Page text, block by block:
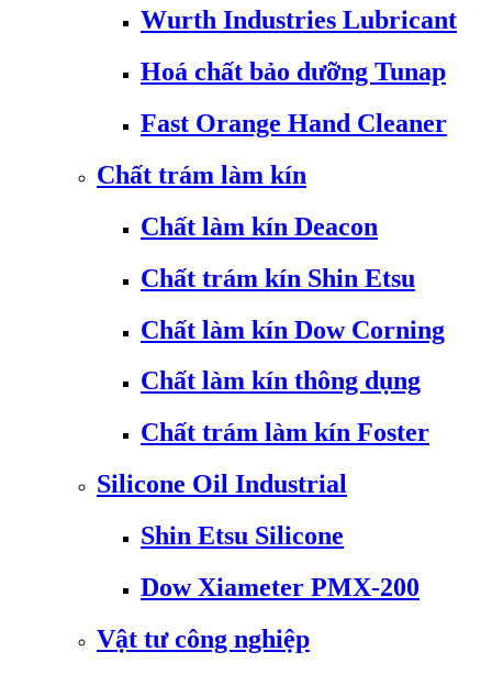
Wurth Industries Lubricant
Hoá chất bảo dưỡng Tunap
Fast Orange Hand Cleaner
Chất trám làm kín
Chất làm kín Deacon
Chất trám kín Shin Etsu
Chất làm kín Dow Corning
Chất làm kín thông dụng
Chất trám làm kín Foster
Silicone Oil Industrial
Shin Etsu Silicone
Dow Xiameter PMX-200
Vật tư công nghiệp